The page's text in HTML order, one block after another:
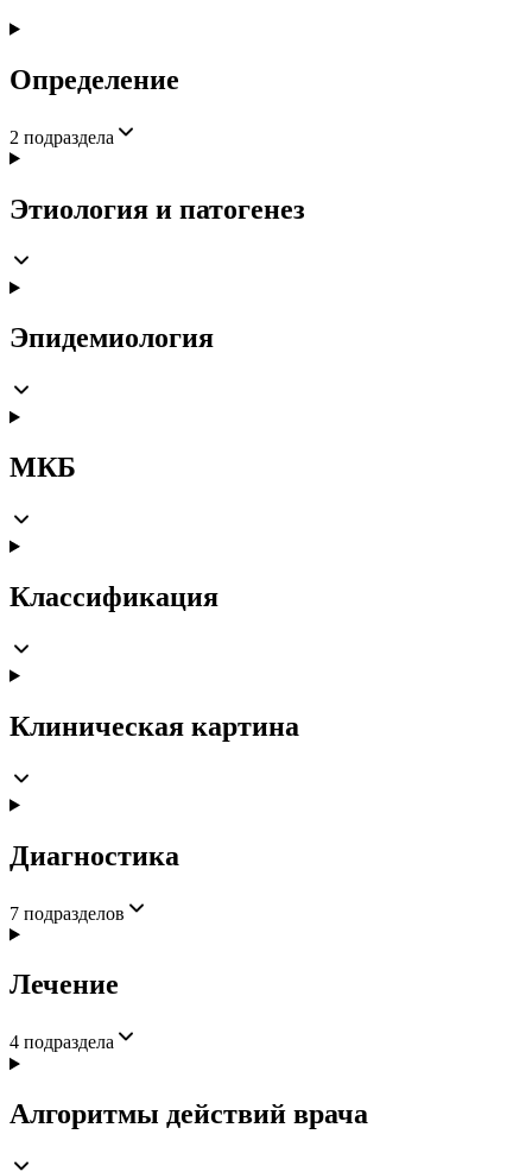
Определение
2 подраздела
Этиология и патогенез
Эпидемиология
МКБ
Классификация
Клиническая картина
Диагностика
7 подразделов
Лечение
4 подраздела
Алгоритмы действий врача